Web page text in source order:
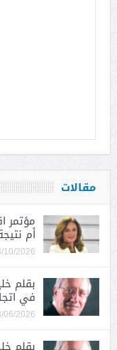
مقالات
مؤتمر
أم
10/2026
بقلم
في
06/2026